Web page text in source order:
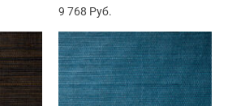
9 768 Руб.